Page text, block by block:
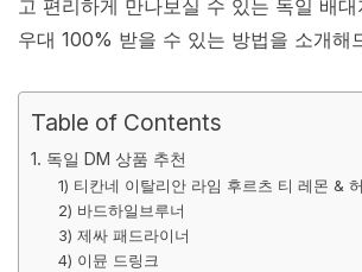
고 편리하게 만나보실 수 있는 독일 배
우대 100% 받을 수 있는 방법을 소개해
Table of Contents
1. 독일 DM 상품 추천
1) 티칸네 이탈리안 라임 후르츠 티 레몬 &
2) 바드하일브루너
3) 제싸 패드라이너
4) 이뮨 드링크